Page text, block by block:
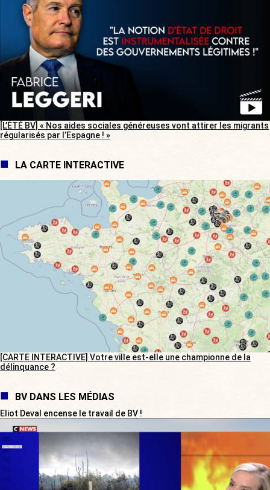
[L’ÉTÉ BV] « Nos aides sociales généreuses vont attirer les migrants
régularisés par l’Espagne ! »
LA CARTE INTERACTIVE
[CARTE INTERACTIVE] Votre ville est-elle une championne de la
délinquance ?
BV DANS LES MÉDIAS
Eliot Deval encense le travail de BV !